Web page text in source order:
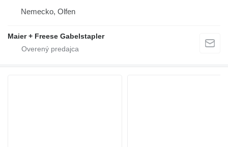
Nemecko, Olfen
Maier + Freese Gabelstapler